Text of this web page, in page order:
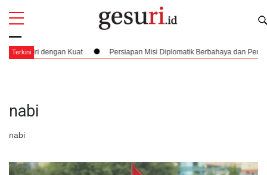
Terkini
dengan Kuat Persiapan Misi Diplomatik Berbahaya dan Pembuktian
nabi
nabi
All